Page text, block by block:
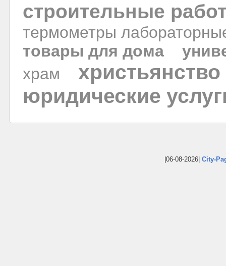
строительные
термометры
товары для дома
храм
христьянство
юридические
|06-08-2026| City-